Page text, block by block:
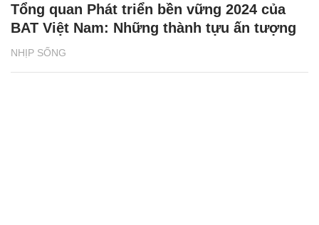
NHỊP SỐNG
Tổng quan Phát triển bền vững 2024 của
BAT Việt Nam: Những thành tựu ấn tượng